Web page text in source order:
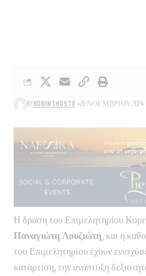
BYKORINTHOSTV 20 ΝΟΕΜΒΡΊΟΥ 2024
Η δράση του Επιμελητηρίου
Παναγιώτη Λουζιώτη, και η
του Επιμελητηρίου έχουν
κατάρτιση, την ανάπτυξη